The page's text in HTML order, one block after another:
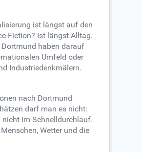
ist längst auf den
Fiction? Ist längst Alltag.
Dortmund haben darauf
Umfeld oder
Industriedenkmälern.
nach Dortmund
darf man es nicht:
nicht im Schnelldurchlauf.
Wetter und die